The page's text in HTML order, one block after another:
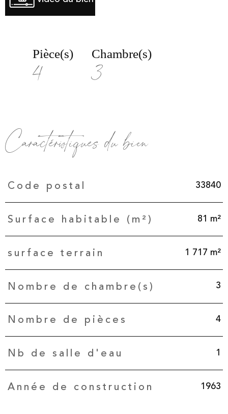
Pièce(s)
4
Chambre(s)
3
Caractéristiques du bien
Caractéristiques Valeurs
Code postal 33840
Surface habitable (m²) 81 m²
surface terrain 1 717 m²
Nombre de chambre(s) 3
Nombre de pièces 4
Nb de salle d'eau 1
Année de construction 1963